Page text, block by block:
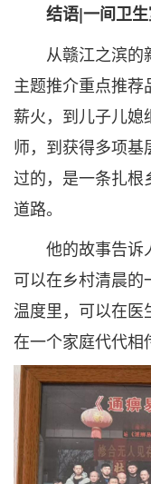
结语|一间卫生
从赣江之滨的新
主题推介重点推
薪火，到儿子儿
师，到获得多项
过的，是一条扎
道路。
他的故事告诉
可以在乡村清晨
温度里，可以在
在一个家庭代代相